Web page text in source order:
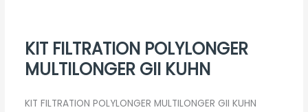
KIT FILTRATION POLYLONGER
MULTILONGER GII KUHN
KIT FILTRATION POLYLONGER MULTILONGER GII KUHN